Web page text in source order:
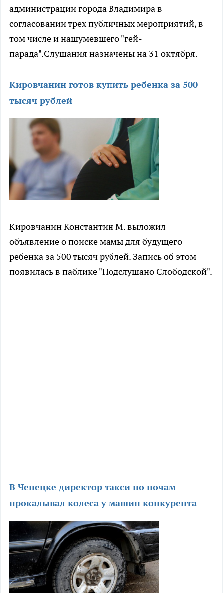
администрации города Владимира в
согласовании трех публичных мероприятий, в
том числе и нашумевшего "гей-
парада".Слушания назначены на 31 октября.
Кировчанин готов купить ребенка за 500
тысяч рублей
Кировчанин Константин М. выложил
объявление о поиске мамы для будущего
ребенка за 500 тысяч рублей. Запись об этом
появилась в паблике "Подслушано Слободской".
В Чепецке директор такси по ночам
прокалывал колеса у машин конкурента